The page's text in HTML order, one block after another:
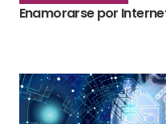
Enamorarse por